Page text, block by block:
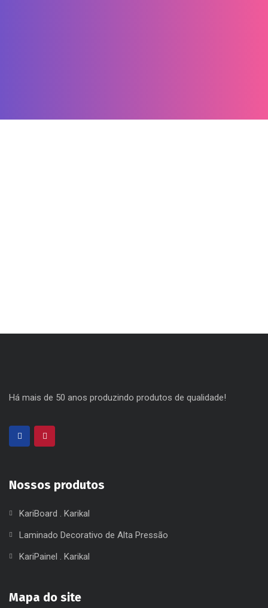
Há mais de 50 anos produzindo produtos de qualidade!
Nossos produtos
KariBoard . Karikal
Laminado Decorativo de Alta Pressão
KariPainel . Karikal
Mapa do site